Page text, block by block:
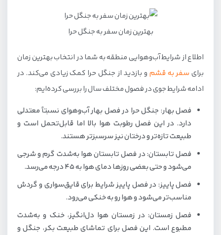
بهترین زمان سفر به جنگل حرا
اطلاع از شرایط آب‌وهوایی منطقه به شما در انتخاب بهترین زمان
برای سفر به قشم و بازدید از جنگل حرا کمک زیادی می‌کند. در
ادامه شرایط جوی در فصول مختلف سال را بررسی کرده‌ایم:
فصل بهار: جنگل حرا در فصل بهار آب‌وهوای نسبتاً معتدلی
دارد. در این فصل رطوبت هوا بالا اما قابل‌تحمل است و
طبیعت تازه‌تر و درختان نیز سرسبزتر هستند.
فصل تابستان: در فصل تابستان هوا به‌شدت گرم و شرجی
می‌شود و حتی بعضی روزها دمای هوا به ۴۵ درجه می‌رسد.
فصل پاییز: در فصل پاییز شرایط برای قایق‌سواری و گردش
مناسب‌تر می‌شود و هوا رو به خنکی می‌رود.
فصل زمستان: در زمستان هوا دل‌انگیز، خنک و به‌شدت
مطبوع است. این فصل برای تماشای طبیعت بکر، جنگل و